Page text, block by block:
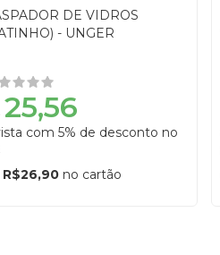
DE VIDROS
- UNGER
25,56
com 5% de desconto no
R$26,90no cartão